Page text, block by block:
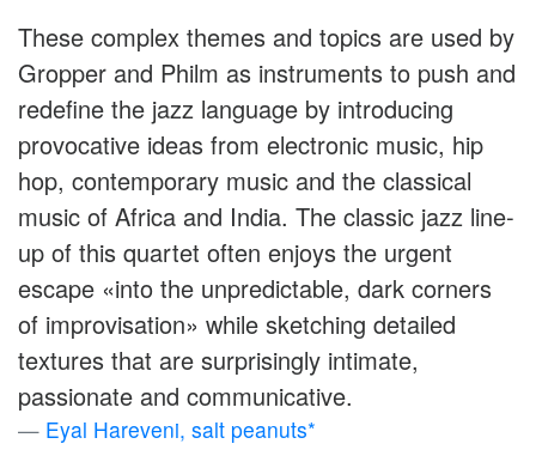
These complex themes and topics are used by
Gropper and Philm as instruments to push and
redefine the jazz language by introducing
provocative ideas from electronic music, hip
hop, contemporary music and the classical
music of Africa and India. The classic jazz line-
up of this quartet often enjoys the urgent
escape «into the unpredictable, dark corners
of improvisation» while sketching detailed
textures that are surprisingly intimate,
passionate and communicative.
Eyal Hareveni, salt peanuts*